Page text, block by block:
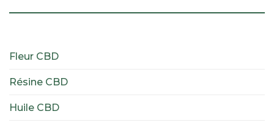
Fleur CBD
Résine CBD
Huile CBD